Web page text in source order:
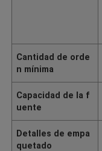
Cantidad de orde
n mínima
Capacidad de la f
uente
Detalles de empa
quetado